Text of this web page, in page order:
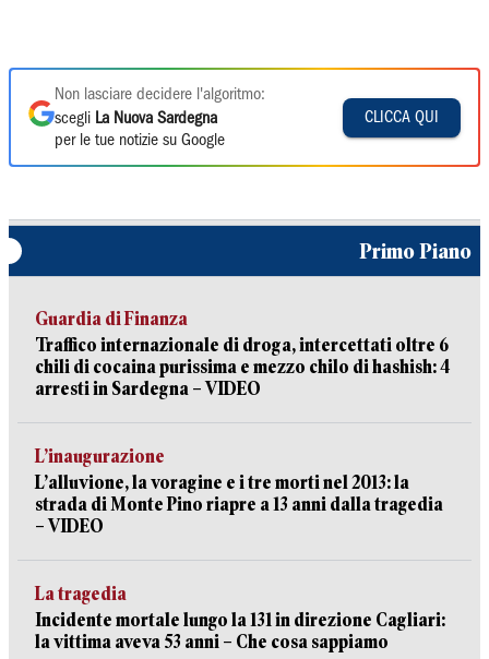
Non lasciare decidere l'algoritmo:
scegli La Nuova Sardegna
per le tue notizie su Google
CLICCA QUI
Primo Piano
Guardia di Finanza
Traffico internazionale di droga, intercettati oltre 6
chili di cocaina purissima e mezzo chilo di hashish: 4
arresti in Sardegna – VIDEO
L’inaugurazione
L’alluvione, la voragine e i tre morti nel 2013: la
strada di Monte Pino riapre a 13 anni dalla tragedia
– VIDEO
La tragedia
Incidente mortale lungo la 131 in direzione Cagliari:
la vittima aveva 53 anni – Che cosa sappiamo